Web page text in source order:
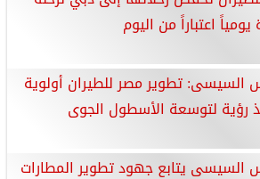
اعتباراً من اليوم
السيسى: تطوير مصر للطيران أولوية
رؤية لتوسعة الأسطول الجوى
السيسى يتابع جهود تطوير المطارات